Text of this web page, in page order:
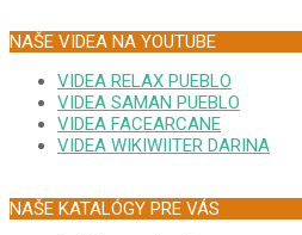
NAŠE VIDEA NA YOUTUBE
VIDEA RELAX PUEBLO
VIDEA SAMAN PUEBLO
VIDEA FACEARCANE
VIDEA WIKIWIITER DARINA
NAŠE KATALÓGY PRE VÁS